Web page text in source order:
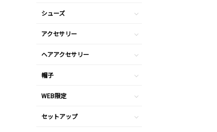
シューズ
アクセサリー
ヘアアクセサリー
帽子
WEB限定
セットアップ